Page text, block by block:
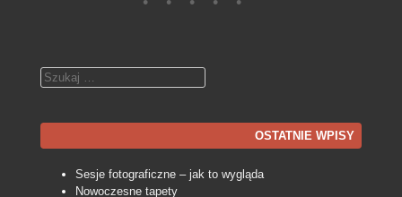
Szukaj
OSTATNIE WPISY
Sesje fotograficzne – jak to wygląda
Nowoczesne tapety